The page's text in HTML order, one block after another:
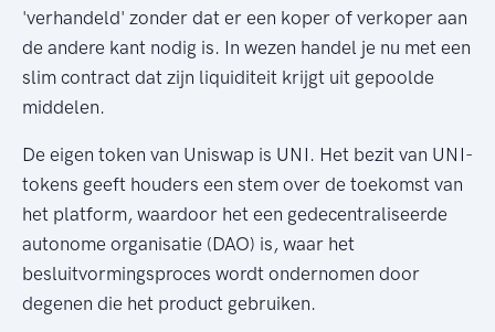
'verhandeld' zonder dat er een koper of verkoper aan
de andere kant nodig is. In wezen handel je nu met een
slim contract dat zijn liquiditeit krijgt uit gepoolde
middelen.
De eigen token van Uniswap is UNI. Het bezit van UNI-
tokens geeft houders een stem over de toekomst van
het platform, waardoor het een gedecentraliseerde
autonome organisatie (DAO) is, waar het
besluitvormingsproces wordt ondernomen door
degenen die het product gebruiken.